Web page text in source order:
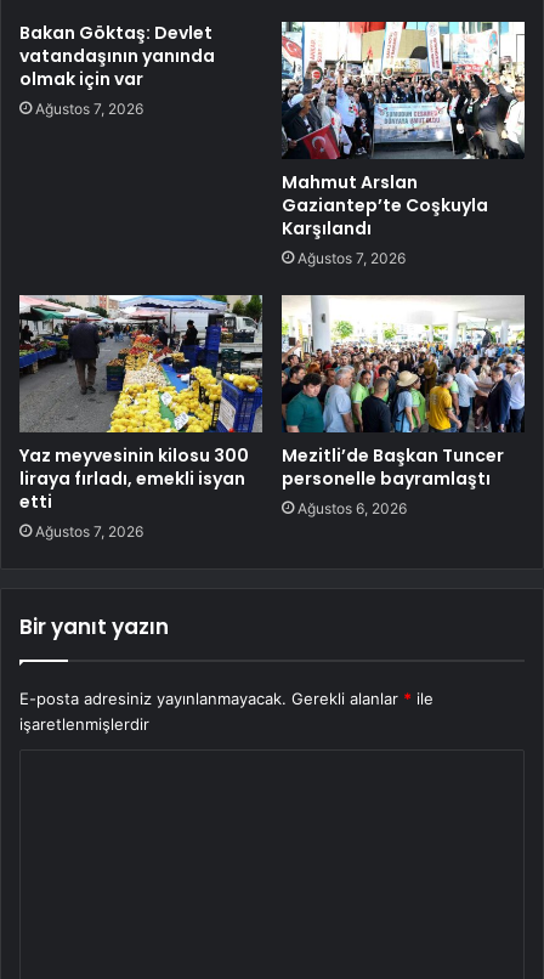
Bakan Göktaş: Devlet
vatandaşının yanında
olmak için var
Ağustos 7, 2026
Mahmut Arslan
Gaziantep’te Coşkuyla
Karşılandı
Ağustos 7, 2026
Yaz meyvesinin kilosu 300
liraya fırladı, emekli isyan
etti
Ağustos 7, 2026
Mezitli’de Başkan Tuncer
personelle bayramlaştı
Ağustos 6, 2026
Bir yanıt yazın
E-posta adresiniz yayınlanmayacak. Gerekli alanlar * ile
işaretlenmişlerdir